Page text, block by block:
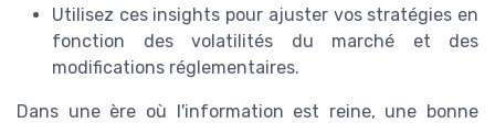
Utilisez ces insights pour ajuster vos stratégies en
fonction des volatilités du marché et des
modifications réglementaires.
Dans une ère où l'information est reine, une bonne